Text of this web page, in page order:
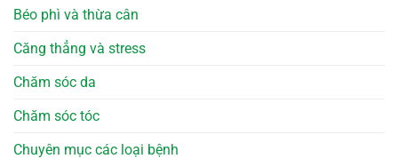
Béo phì và thừa cân
Căng thẳng và stress
Chăm sóc da
Chăm sóc tóc
Chuyên mục các loại bệnh